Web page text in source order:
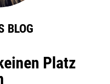
BLOG
Platz